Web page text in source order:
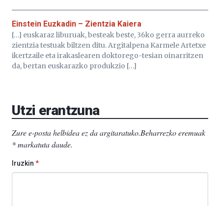
Einstein Euzkadin – Zientzia Kaiera
[…] euskaraz liburuak, besteak beste, 36ko gerra aurreko
zientzia testuak biltzen ditu. Argitalpena Karmele Artetxe
ikertzaile eta irakaslearen doktorego-tesian oinarritzen
da, bertan euskarazko produkzio […]
Utzi erantzuna
Zure e-posta helbidea ez da argitaratuko.Beharrezko eremuak
*markatuta daude.
Iruzkin *